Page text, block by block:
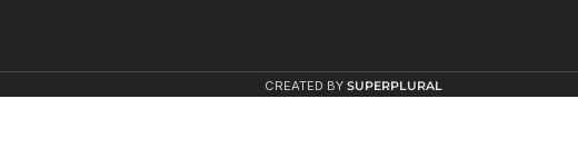
CREATED BY SUPERPLURAL